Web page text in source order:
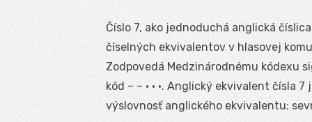
Číslo 7, ako jednoduchá anglická
číselných ekvivalentov v hlasovej
Zodpovedá Medzinárodnému kódexu
kód – – • • •. Anglický ekvivalent čísla
výslovnosť anglického ekvivalentu: